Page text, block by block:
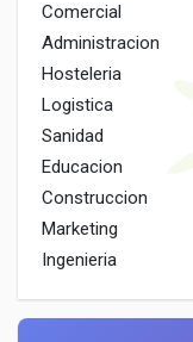
Comercial
Administracion
Hosteleria
Logistica
Sanidad
Educacion
Construccion
Marketing
Ingenieria